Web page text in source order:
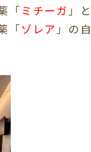
「ミチーガ 」と
「ゾレア 」の